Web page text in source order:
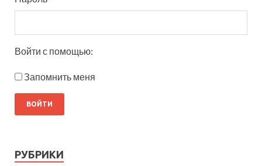
Войти с помощью:
Запомнить меня
РУБРИКИ